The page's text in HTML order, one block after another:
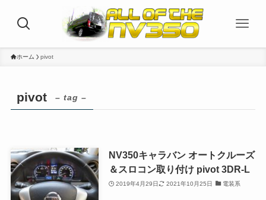
ホーム pivot
pivot – tag –
NV350キャラバン オートクルーズ
＆スロコン取り付け pivot 3DR-L
2019年4月29日 2021年10月25日 電装系